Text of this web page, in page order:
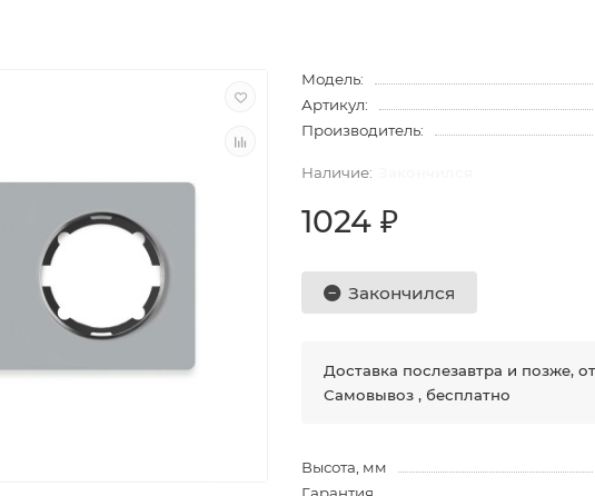
Модель:
Артикул:
Производитель:
1024 ₽
Закончился
Доставка послезавтра и позже,
Самовывоз , бесплатно
Высота, мм